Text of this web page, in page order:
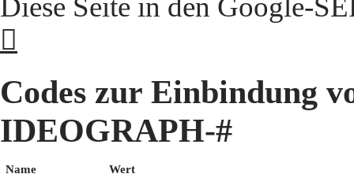
Diese Seite in den Google-
𧥊
Codes zur Einbindung
IDEOGRAPH-#
Name
Wert